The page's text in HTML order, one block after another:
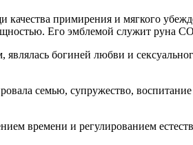
качества примирения и мягкого
Его эмблемой служит руна
богиней любви и
семью, супружество,
времени и регулированием